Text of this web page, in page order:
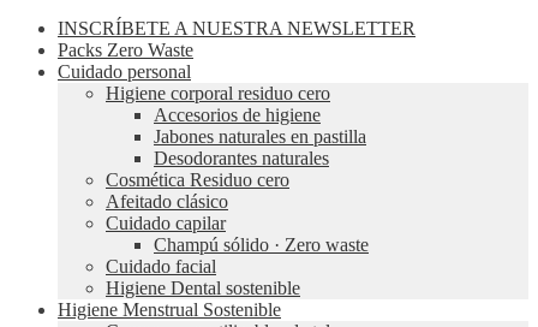
INSCRÍBETE A NUESTRA NEWSLETTER
Packs Zero Waste
Cuidado personal
Higiene corporal residuo cero
Accesorios de higiene
Jabones naturales en pastilla
Desodorantes naturales
Cosmética Residuo cero
Afeitado clásico
Cuidado capilar
Champú sólido · Zero waste
Cuidado facial
Higiene Dental sostenible
Higiene Menstrual Sostenible